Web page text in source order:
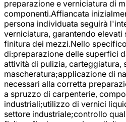
preparazione e verniciatura di
componenti.Affiancata
persona individuata seguirà
verniciatura, garantendo elevati
finitura dei mezzi.Nello
di:preparazione delle superfici
attività di pulizia, carteggiatura,
mascheratura;applicazione di
necessari alla corretta
a spruzzo di carpenterie,
industriali;utilizzo di vernici
settore industriale;controllo